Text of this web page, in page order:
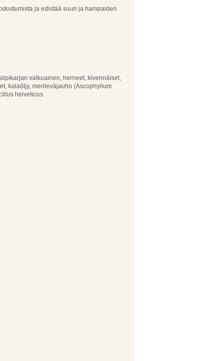
ja edistää suun ja hampaiden
valkuainen, herneet, kivennäiset,
kalaöljy, merileväjauho (Ascophyllum
helveticus